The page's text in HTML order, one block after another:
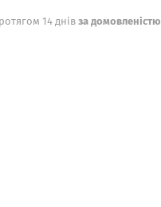
14 днів за домовленістю